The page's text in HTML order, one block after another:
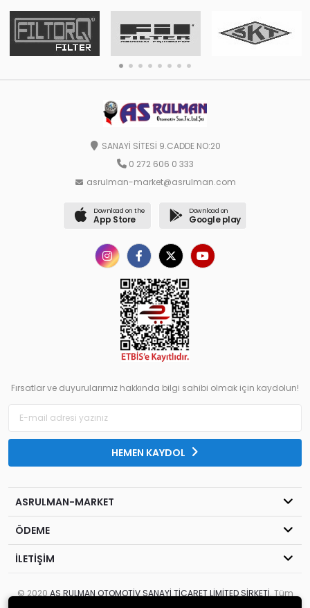
SANAYİ SİTESİ 9.CADDE NO:20
0 272 606 0 333
asrulman-market@asrulman.com
Download on the
App Store
Download on
Google play
Fırsatlar ve duyurularımız hakkında bilgi sahibi olmak için kaydolun!
HEMEN KAYDOL
ASRULMAN-MARKET
ÖDEME
İLETİŞİM
© 2020 AS RULMAN OTOMOTİV SANAYİ TİCARET LİMİTED ŞİRKETİ
. Tüm